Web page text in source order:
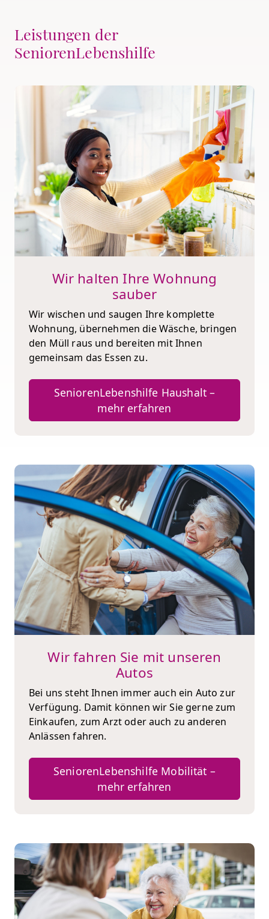
Leistungen der
SeniorenLebenshilfe
Wir halten Ihre Wohnung
sauber
Wir wischen und saugen Ihre komplette
Wohnung, übernehmen die Wäsche, bringen
den Müll raus und bereiten mit Ihnen
gemeinsam das Essen zu.
SeniorenLebenshilfe Haushalt –
mehr erfahren
Wir fahren Sie mit unseren
Autos
Bei uns steht Ihnen immer auch ein Auto zur
Verfügung. Damit können wir Sie gerne zum
Einkaufen, zum Arzt oder auch zu anderen
Anlässen fahren.
SeniorenLebenshilfe Mobilität –
mehr erfahren